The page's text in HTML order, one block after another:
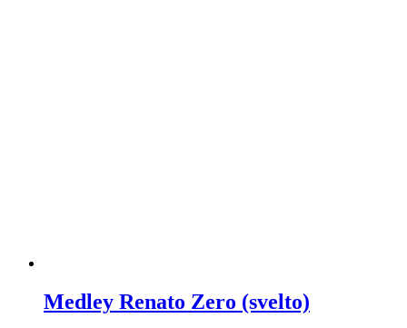
Medley Renato Zero (svelto)